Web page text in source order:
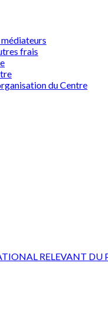
frais
du Centre
RELEVANT DU